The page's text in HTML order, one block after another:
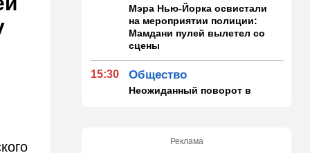
Мэра Нью-Йорка освистали
на мероприятии полиции:
Мамдани пулей вылетел со
сцены
15:30 Общество
Неожиданный поворот в
Реклама